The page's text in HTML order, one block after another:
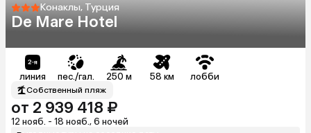
Конаклы, Турция
De Mare Hotel
линия пес./гал. 250 м 58 км лобби
Собственный пляж
от 2 939 418 ₽
12 нояб. - 18 нояб., 6 ночей